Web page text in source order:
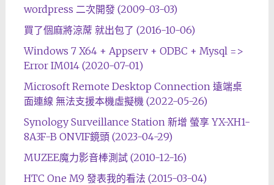
wordpress 二次開發 (2009-03-03)
買了個麻將涼蓆 就出包了 (2016-10-06)
Windows 7 X64 + Appserv + ODBC + Mysql =>
Error IM014 (2020-07-01)
Microsoft Remote Desktop Connection 遠端桌
面連線 無法支援本機虛擬機 (2022-05-26)
Synology Surveillance Station 新增 螢享 YX-XH1-
8A3F-B ONVIF鏡頭 (2023-04-29)
MUZEE魔力影音棒測試 (2010-12-16)
HTC One M9 發表我的看法 (2015-03-04)